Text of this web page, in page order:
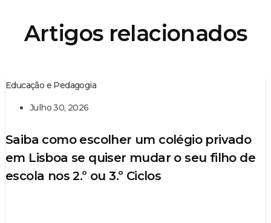
Artigos relacionados
Educação e Pedagogia
Julho 30, 2026
Saiba como escolher um colégio privado
em Lisboa se quiser mudar o seu filho de
escola nos 2.º ou 3.º Ciclos